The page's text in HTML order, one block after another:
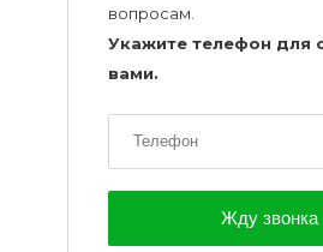
вопросам.
Укажите телефон для
вами.